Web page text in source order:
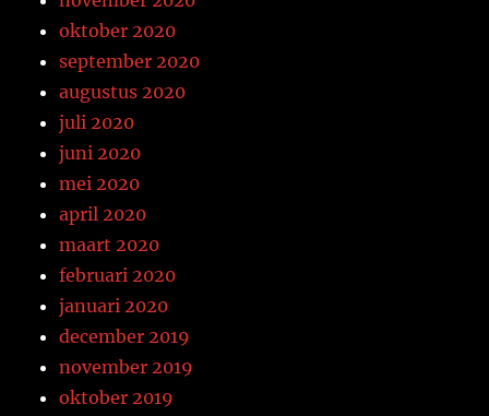
oktober 2020
september 2020
augustus 2020
juli 2020
juni 2020
mei 2020
april 2020
maart 2020
februari 2020
januari 2020
december 2019
november 2019
oktober 2019